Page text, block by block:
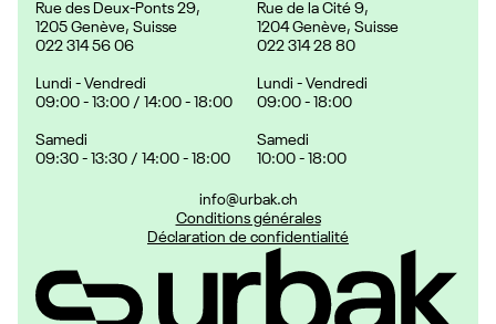
Rue des Deux-Ponts 29,
1205 Genève, Suisse
022 314 56 06
Lundi - Vendredi
09:00 - 13:00 / 14:00 - 18:00
Samedi
09:30 - 13:30 / 14:00 - 18:00
Rue de la Cité 9,
1204 Genève, Suisse
022 314 28 80
Lundi - Vendredi
09:00 - 18:00
Samedi
10:00 - 18:00
info@urbak.ch
Conditions générales
Déclaration de confidentialité